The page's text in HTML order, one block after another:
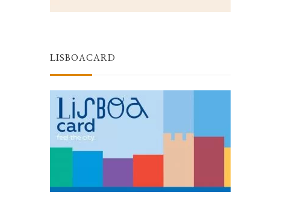
LISBOACARD